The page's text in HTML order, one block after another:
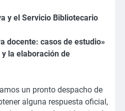
y el Servicio Bibliotecario
docente: casos de estudio»
la elaboración de
un pronto despacho de
alguna respuesta oficial,